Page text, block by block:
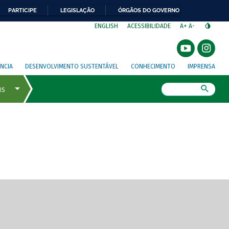
PARTICIPE LEGISLAÇÃO ÓRGÃOS DO GOVERNO
ENGLISH ACESSIBILIDADE A+ A-
DESENVOLVIMENTO SUSTENTÁVEL CONHECIMENTO IMPRENSA
de tela